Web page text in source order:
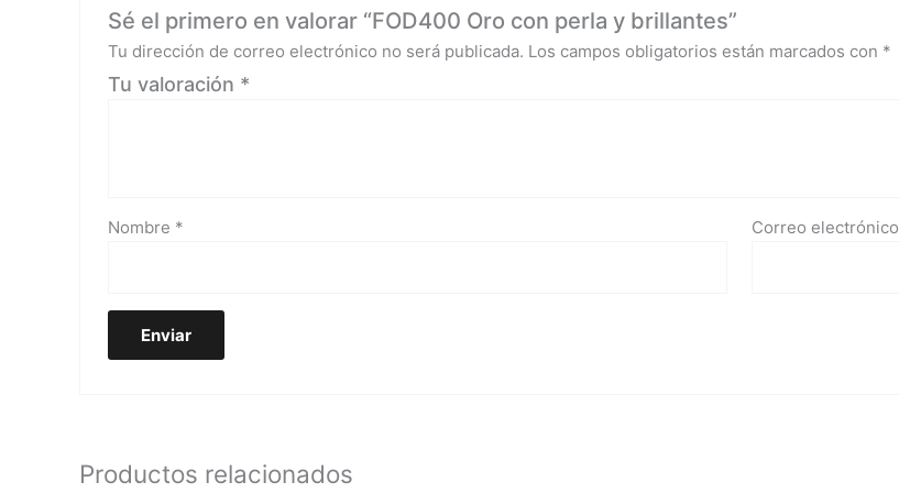
Sé el primero en valorar “FOD400 Oro con perla y brillantes”
Tu dirección de correo electrónico no será publicada. Los campos obligatorios están marcados con *
Tu valoración *
Nombre * Correo electrónico
Productos relacionados